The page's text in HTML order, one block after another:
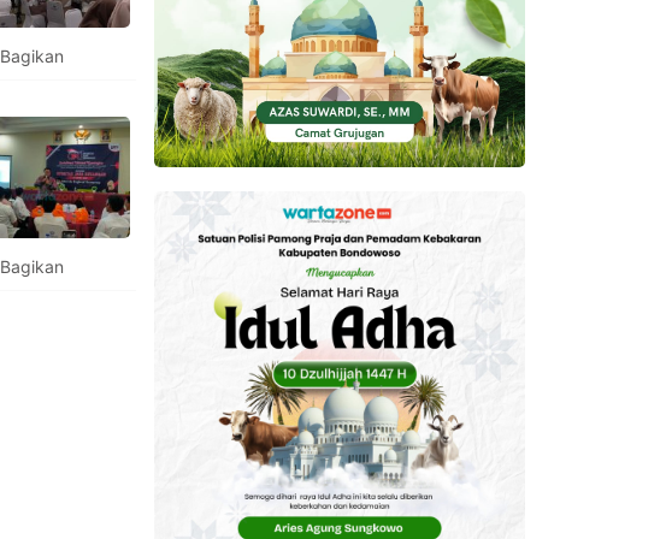
Bagikan
Bagikan